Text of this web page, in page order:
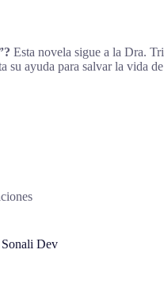
Esta novela sigue a la Dra.
su ayuda para salvar la vida
Sonali Dev